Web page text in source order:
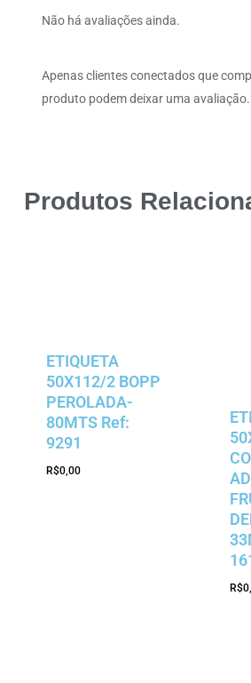
Não há avaliações ainda.
Apenas clientes conectados que
produto podem deixar uma avaliação.
Produtos
ETIQUETA
50X112/2 BOPP
PEROLADA-
80MTS Ref:
9291
R$0,00
R$